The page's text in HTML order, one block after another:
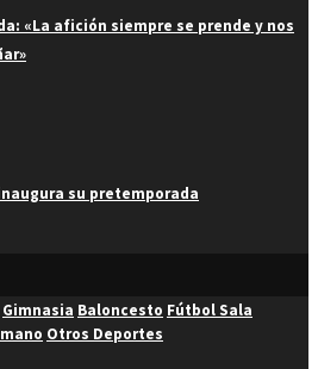
«La afición siempre se prende y nos
su pretemporada
Gimnasia Baloncesto Fútbol Sala
Otros Deportes